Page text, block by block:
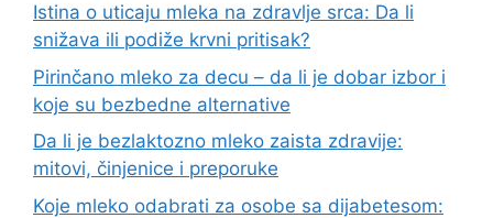
Istina o uticaju mleka na zdravlje srca: Da li
snižava ili podiže krvni pritisak?
Pirinčano mleko za decu – da li je dobar izbor i
koje su bezbedne alternative
Da li je bezlaktozno mleko zaista zdravije:
mitovi, činjenice i preporuke
Koje mleko odabrati za osobe sa dijabetesom: